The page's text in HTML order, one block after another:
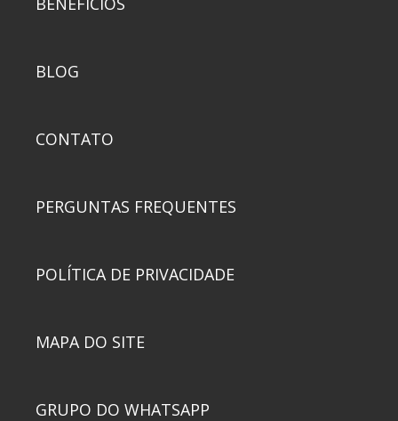
BLOG
CONTATO
PERGUNTAS FREQUENTES
POLÍTICA DE PRIVACIDADE
MAPA DO SITE
GRUPO DO WHATSAPP